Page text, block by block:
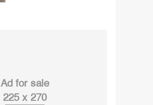
Ad for sale
225 x 270